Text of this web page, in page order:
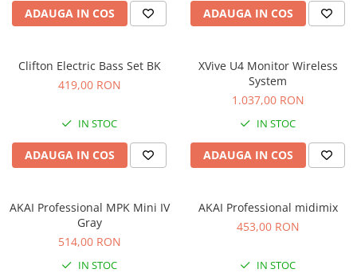
Lumini si efecte
Comenzi si controllere
Ecrane LED
Efecte de lumini
Masini de fum si ceata
Moving Head-uri
Par Led si Pinspot
ADAUGA IN COS ADAUGA IN COS
Clifton Electric Bass Set BK
419,00 RON
IN STOC
ADAUGA IN COS
XVive U4 Monitor Wireless
System
1.037,00 RON
IN STOC
ADAUGA IN COS
AKAI Professional MPK Mini IV
Gray
514,00 RON
IN STOC
AKAI Professional midimix
453,00 RON
IN STOC